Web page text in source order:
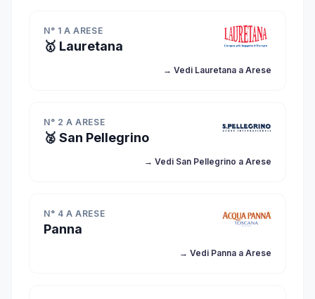
N° 1 A ARESE
🥇 Lauretana
→ Vedi Lauretana a Arese
N° 2 A ARESE
🥈 San Pellegrino
→ Vedi San Pellegrino a Arese
N° 4 A ARESE
Panna
→ Vedi Panna a Arese